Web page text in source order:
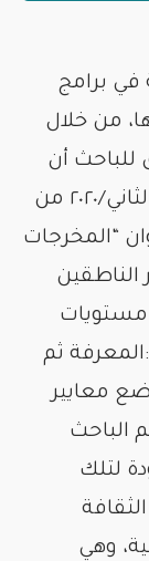
في برامج
من خلال
للباحث أن
فصلها في بحثه المنشور في العدد الثاني/٢٠٢٠ من
“المخرجات
الناطقين
مستويات
ثم
معايير
الباحث
لتلك
وهي